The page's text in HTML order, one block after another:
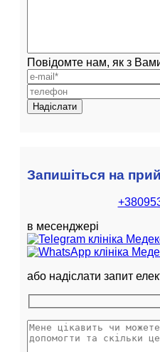
Повідомте нам, як з
Запишіться на
в месенджері
або надіслати запит